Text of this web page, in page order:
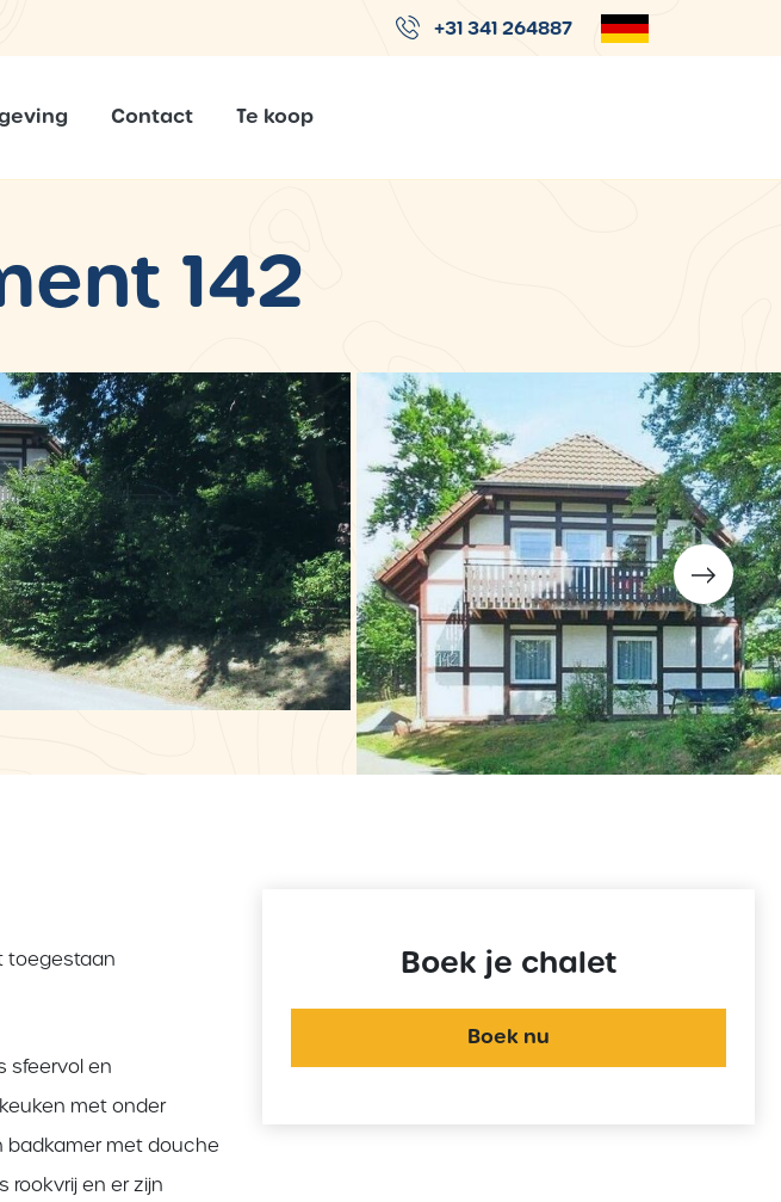
+31 341 264887
Contact Te koop
142
toegestaan
sfeervol en
met onder
badkamer met douche
rookvrij en er zijn
Boek je chalet
Boek nu